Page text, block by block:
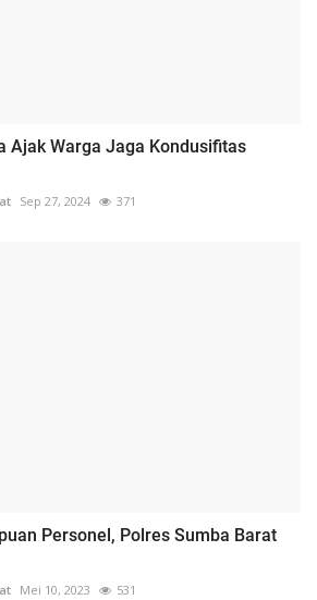
Ajak Warga Jaga Kondusifitas
Sep 27, 2024 371
Personel, Polres Sumba Barat
Mei 10, 2023 531